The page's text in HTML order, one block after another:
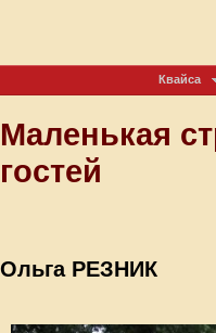
Квайса
Маленькая
гостей
Ольга РЕЗНИК